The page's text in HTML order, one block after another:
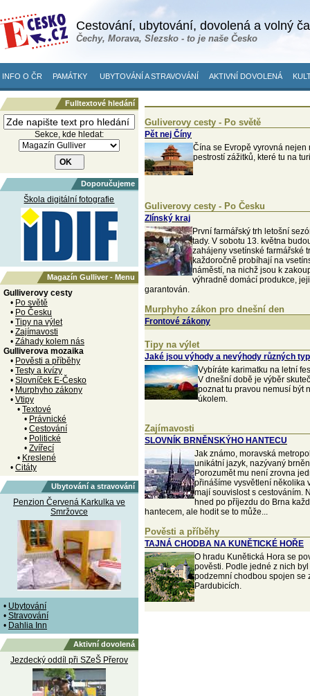
Cestování, ubytování, dovolená a volný
Čechy, Morava, Slezsko - to je naše Česko
INFO O ČR PAMÁTKY UBYTOVÁNÍ A STRAVOVÁNÍ AKTIVNÍ DOVOLENÁ
Fulltextové hledání
Sekce, kde hledat:
Doporučujeme
Škola digitální fotografie
Magazín Gulliver - Menu
Gulliverovy cesty
• Po světě
• Po Česku
• Tipy na výlet
• Zajímavosti
• Záhady kolem nás
Gulliverova mozaika
• Pověsti a příběhy
• Testy a kvízy
• Slovníček E-Česko
• Murphyho zákony
• Vtipy
• Textové
• Právnické
• Cestování
• Politické
• Zvířecí
• Kreslené
• Citáty
Ubytování a stravování
Penzion Červená Karkulka ve
Smržovce
• Ubytování
• Stravování
• Dahlia Inn
Aktivní dovolená
Jezdecký oddíl při SZeŠ Přerov
Guliverovy cesty - Po světě
Pět nej Číny
Čína se Evropě vyrovná nejen
pestrostí zážitků, které tu na
Guliverovy cesty - Po Česku
Zlínský kraj
První farmářský trh letošní
tady. V sobotu 13. května
zahájeny vsetínské farmářské
každoročně probíhají na
náměstí, na nichž jsou k
výhradně domácí produkce,
garantován.
Murphyho zákon pro dnešní den
Frontové zákony
Tipy na výlet
Jaké jsou výhody a nevýhody různých
Vybíráte karimatku na letní
V dnešní době je výběr
poznat tu pravou nemusí být
úkolem.
Zajímavosti
SLOVNÍK BRNĚNSKÝHO HANTECU
Jak známo, moravská
unikátní jazyk, nazývaný
Porozumět mu není zrovna
přinášíme vysvětlení několika
mají souvislost s cestováním.
hned po příjezdu do Brna
hantecem, ale hodit se to může...
Pověsti a příběhy
TAJNÁ CHODBA NA KUNĚTICKÉ HOŘE
O hradu Kunětická Hora se
pověsti. Podle jedné z nich
podzemní chodbou spojen se
Pardubicích.